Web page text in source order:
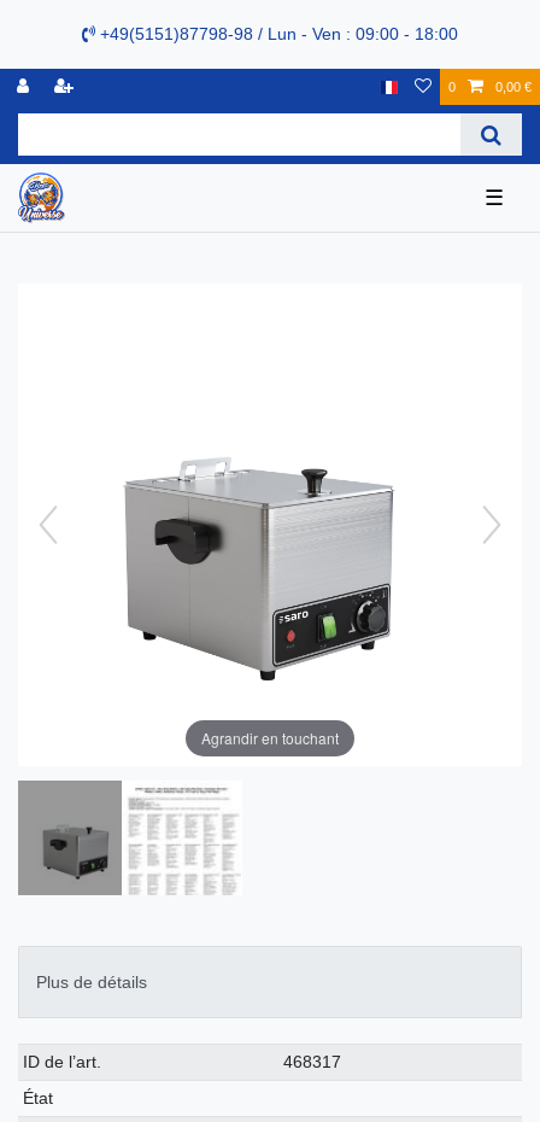
+49(5151)87798-98 / Lun - Ven : 09:00 - 18:00
0 0,00 €
☰
Agrandir en touchant
Plus de détails
Caractéristique
technique
Valeur
ID de l’art.
468317
État